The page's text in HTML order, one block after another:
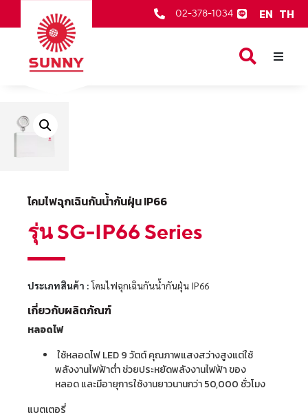
02-378-1034 EN TH
ข่าวสารและกิจกรรม
โคมไฟฉุกเฉินกันน้ำกันฝุ่น IP66
รุ่น SG-IP66 Series
ประเภทสินค้า : โคมไฟฉุกเฉินกันน้ำกันฝุ่น IP66
เกี่ยวกับผลิตภัณฑ์
หลอดไฟ
ใช้หลอดไฟ LED 9 วัตต์ คุณภาพแสงสว่างสูงแต่ใช้
พลังงานไฟฟ้าต่ำ ช่วยประหยัดพลังงานไฟฟ้า ของ
หลอด และมีอายุการใช้งานยาวนานกว่า 50,000 ชั่วโมง
แบตเตอรี่